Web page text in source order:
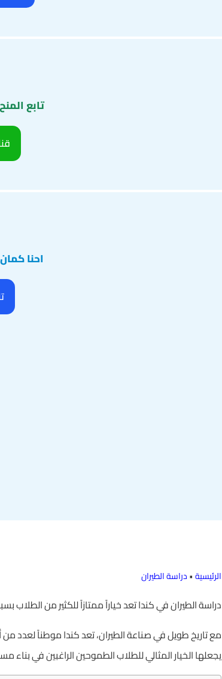
تابع
احنا
الرئيسية•دراسة الطيران
دراسة الطيران في كندا تعد خياراً ممتازاً للكثير من الطلاب
مع تاريخ طويل في صناعة الطيران، تعد كندا موطناً لعدد
يجعلها الخيار المثالي للطلاب الطموحين الراغبين في